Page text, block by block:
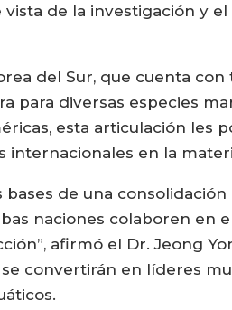
de la investigación y el
del Sur, que cuenta
diversas especies
esta articulación les
internacionales en la
de una
naciones colaboren en
afirmó el Dr. Jeong
convertirán en líderes